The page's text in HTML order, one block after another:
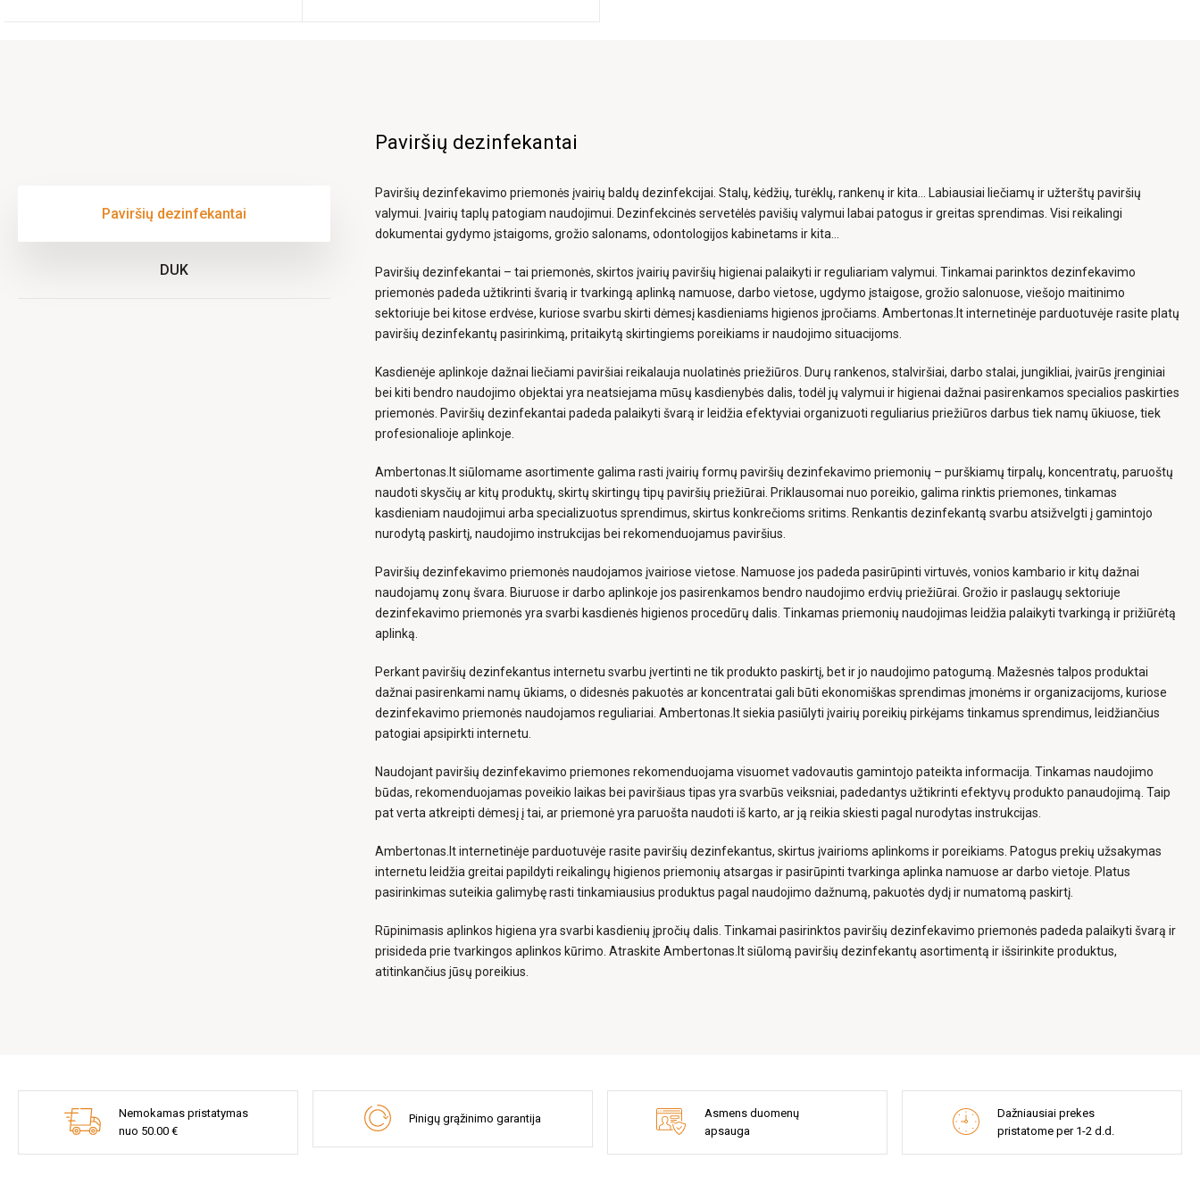
Paviršių dezinfekantai
DUK
Paviršių dezinfekantai
Paviršių dezinfekavimo priemonės įvairių baldų dezinfekcijai. Stalų, kėdžių, turėklų, rankenų ir kita... Labiausiai liečiamų ir užterštų paviršių
valymui. Įvairių taplų patogiam naudojimui. Dezinfekcinės servetėlės pavišių valymui labai patogus ir greitas sprendimas. Visi reikalingi
dokumentai gydymo įstaigoms, grožio salonams, odontologijos kabinetams ir kita...
Paviršių dezinfekantai – tai priemonės, skirtos įvairių paviršių higienai palaikyti ir reguliariam valymui. Tinkamai parinktos dezinfekavimo
priemonės padeda užtikrinti švarią ir tvarkingą aplinką namuose, darbo vietose, ugdymo įstaigose, grožio salonuose, viešojo maitinimo
sektoriuje bei kitose erdvėse, kuriose svarbu skirti dėmesį kasdieniams higienos įpročiams. Ambertonas.lt internetinėje parduotuvėje rasite platų
paviršių dezinfekantų pasirinkimą, pritaikytą skirtingiems poreikiams ir naudojimo situacijoms.
Kasdienėje aplinkoje dažnai liečiami paviršiai reikalauja nuolatinės priežiūros. Durų rankenos, stalviršiai, darbo stalai, jungikliai, įvairūs įrenginiai
bei kiti bendro naudojimo objektai yra neatsiejama mūsų kasdienybės dalis, todėl jų valymui ir higienai dažnai pasirenkamos specialios paskirties
priemonės. Paviršių dezinfekantai padeda palaikyti švarą ir leidžia efektyviai organizuoti reguliarius priežiūros darbus tiek namų ūkiuose, tiek
profesionalioje aplinkoje.
Ambertonas.lt siūlomame asortimente galima rasti įvairių formų paviršių dezinfekavimo priemonių – purškiamų tirpalų, koncentratų, paruoštų
naudoti skysčių ar kitų produktų, skirtų skirtingų tipų paviršių priežiūrai. Priklausomai nuo poreikio, galima rinktis priemones, tinkamas
kasdieniam naudojimui arba specializuotus sprendimus, skirtus konkrečioms sritims. Renkantis dezinfekantą svarbu atsižvelgti į gamintojo
nurodytą paskirtį, naudojimo instrukcijas bei rekomenduojamus paviršius.
Paviršių dezinfekavimo priemonės naudojamos įvairiose vietose. Namuose jos padeda pasirūpinti virtuvės, vonios kambario ir kitų dažnai
naudojamų zonų švara. Biuruose ir darbo aplinkoje jos pasirenkamos bendro naudojimo erdvių priežiūrai. Grožio ir paslaugų sektoriuje
dezinfekavimo priemonės yra svarbi kasdienės higienos procedūrų dalis. Tinkamas priemonių naudojimas leidžia palaikyti tvarkingą ir prižiūrėtą
aplinką.
Perkant paviršių dezinfekantus internetu svarbu įvertinti ne tik produkto paskirtį, bet ir jo naudojimo patogumą. Mažesnės talpos produktai
dažnai pasirenkami namų ūkiams, o didesnės pakuotės ar koncentratai gali būti ekonomiškas sprendimas įmonėms ir organizacijoms, kuriose
dezinfekavimo priemonės naudojamos reguliariai. Ambertonas.lt siekia pasiūlyti įvairių poreikių pirkėjams tinkamus sprendimus, leidžiančius
patogiai apsipirkti internetu.
Naudojant paviršių dezinfekavimo priemones rekomenduojama visuomet vadovautis gamintojo pateikta informacija. Tinkamas naudojimo
būdas, rekomenduojamas poveikio laikas bei paviršiaus tipas yra svarbūs veiksniai, padedantys užtikrinti efektyvų produkto panaudojimą. Taip
pat verta atkreipti dėmesį į tai, ar priemonė yra paruošta naudoti iš karto, ar ją reikia skiesti pagal nurodytas instrukcijas.
Ambertonas.lt internetinėje parduotuvėje rasite paviršių dezinfekantus, skirtus įvairioms aplinkoms ir poreikiams. Patogus prekių užsakymas
internetu leidžia greitai papildyti reikalingų higienos priemonių atsargas ir pasirūpinti tvarkinga aplinka namuose ar darbo vietoje. Platus
pasirinkimas suteikia galimybę rasti tinkamiausius produktus pagal naudojimo dažnumą, pakuotės dydį ir numatomą paskirtį.
Rūpinimasis aplinkos higiena yra svarbi kasdienių įpročių dalis. Tinkamai pasirinktos paviršių dezinfekavimo priemonės padeda palaikyti švarą ir
prisideda prie tvarkingos aplinkos kūrimo. Atraskite Ambertonas.lt siūlomą paviršių dezinfekantų asortimentą ir išsirinkite produktus,
atitinkančius jūsų poreikius.
Nemokamas pristatymas
nuo 50.00 €
Pinigų grąžinimo garantija
Asmens duomenų
apsauga
Dažniausiai prekes
pristatome per 1-2 d.d.